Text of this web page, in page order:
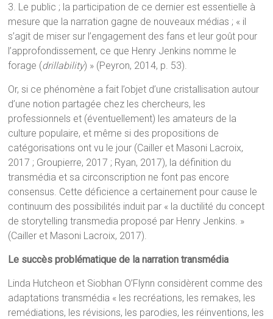
3. Le public ; la participation de ce dernier est essentielle à
mesure que la narration gagne de nouveaux médias ; « il
s’agit de miser sur l’engagement des fans et leur goût pour
l’approfondissement, ce que Henry Jenkins nomme le
forage (drillability) » (Peyron, 2014, p. 53).
Or, si ce phénomène a fait l’objet d’une cristallisation autour
d’une notion partagée chez les chercheurs, les
professionnels et (éventuellement) les amateurs de la
culture populaire, et même si des propositions de
catégorisations ont vu le jour (Cailler et Masoni Lacroix,
2017 ; Groupierre, 2017 ; Ryan, 2017), la définition du
transmédia et sa circonscription ne font pas encore
consensus. Cette déficience a certainement pour cause le
continuum des possibilités induit par « la ductilité du concept
de storytelling transmedia proposé par Henry Jenkins. »
(Cailler et Masoni Lacroix, 2017).
Le succès problématique de la narration transmédia
Linda Hutcheon et Siobhan O’Flynn considèrent comme des
adaptations transmédia « les recréations, les remakes, les
remédiations, les révisions, les parodies, les réinventions, les